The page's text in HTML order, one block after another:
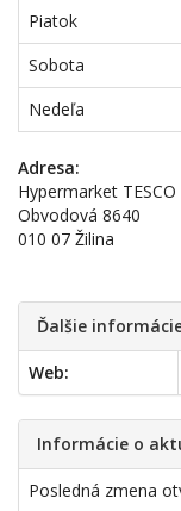
Piatok
Sobota
Nedeľa
Adresa:
Hypermarket TESCO
Obvodová 8640
010 07 Žilina
Ďalšie
Web:
Informácie o
Posledná zmena